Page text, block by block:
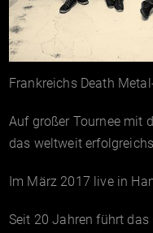
Frankreichs Death
Auf großer Tournee mit
das weltweit
Im März 2017 live in
Seit 20 Jahren führt